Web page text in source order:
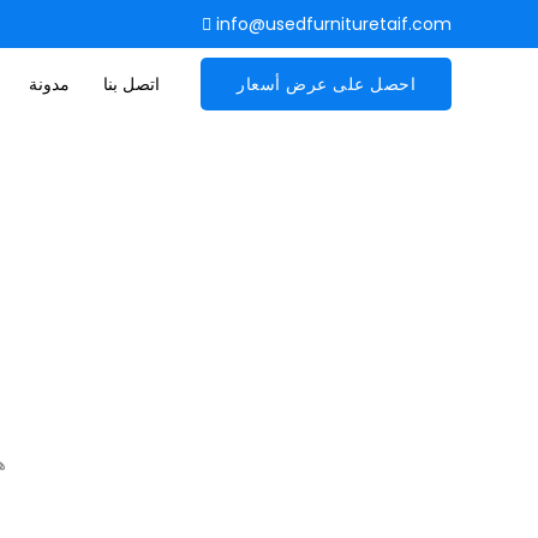
info@usedfurnituretaif.com
مدونة اتصل بنا احصل على عرض أسعار